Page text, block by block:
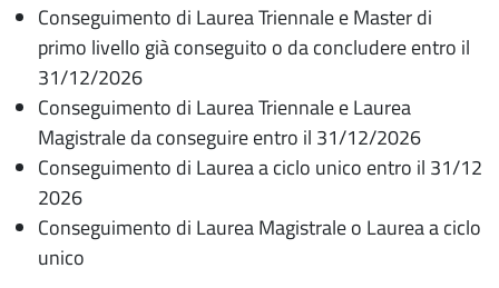
Conseguimento di Laurea Triennale e Master di
primo livello già conseguito o da concludere entro il
31/12/2026
Conseguimento di Laurea Triennale e Laurea
Magistrale da conseguire entro il 31/12/2026
Conseguimento di Laurea a ciclo unico entro il 31/12
2026
Conseguimento di Laurea Magistrale o Laurea a ciclo
unico